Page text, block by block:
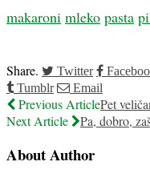
makaroni mleko pasta
Share. Twitter
Tumblr
Email
Previous ArticlePet
Next Article
Pa, dobro,
About Author